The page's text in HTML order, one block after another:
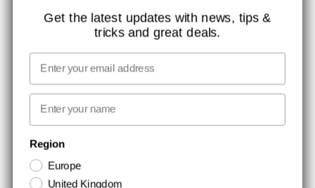
ISO-CERTIFICERING
GLOBAL RÆKKEVIDDE
MISSION, VISION OG VÆRDIER
KONTAKT
NYHEDSBREV TILMELDING
Hold dig opdateret med gode tilbud og produktnyheder. Din e-mail
opbevares sikkert og du kan til enhver tid
Get the latest updates with news, tips &
tricks and great deals.
Email
First name
Region
Europe
United Kingdom